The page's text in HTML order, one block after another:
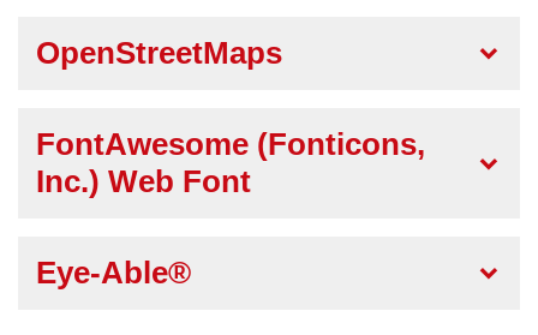
OpenStreetMaps
FontAwesome (Fonticons,
Inc.) Web Font
Eye-Able®